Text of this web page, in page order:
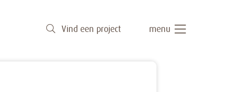
Vind een project menu